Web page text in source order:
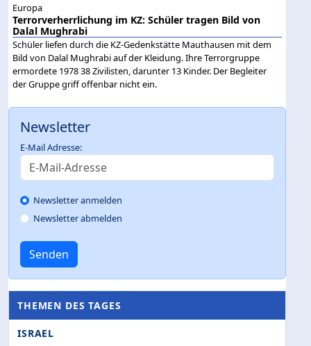
Europa
Terrorverherrlichung im KZ: Schüler tragen Bild von
Dalal Mughrabi
Schüler liefen durch die KZ-Gedenkstätte Mauthausen mit dem
Bild von Dalal Mughrabi auf der Kleidung. Ihre Terrorgruppe
ermordete 1978 38 Zivilisten, darunter 13 Kinder. Der Begleiter
der Gruppe griff offenbar nicht ein.
Newsletter
E-Mail Adresse:
Newsletter anmelden
Newsletter abmelden
Senden
THEMEN DES TAGES
ISRAEL